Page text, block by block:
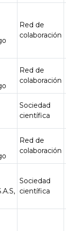
Red de
colaboración
Red de
colaboración
Sociedad
científica
Red de
colaboración
Sociedad
científica